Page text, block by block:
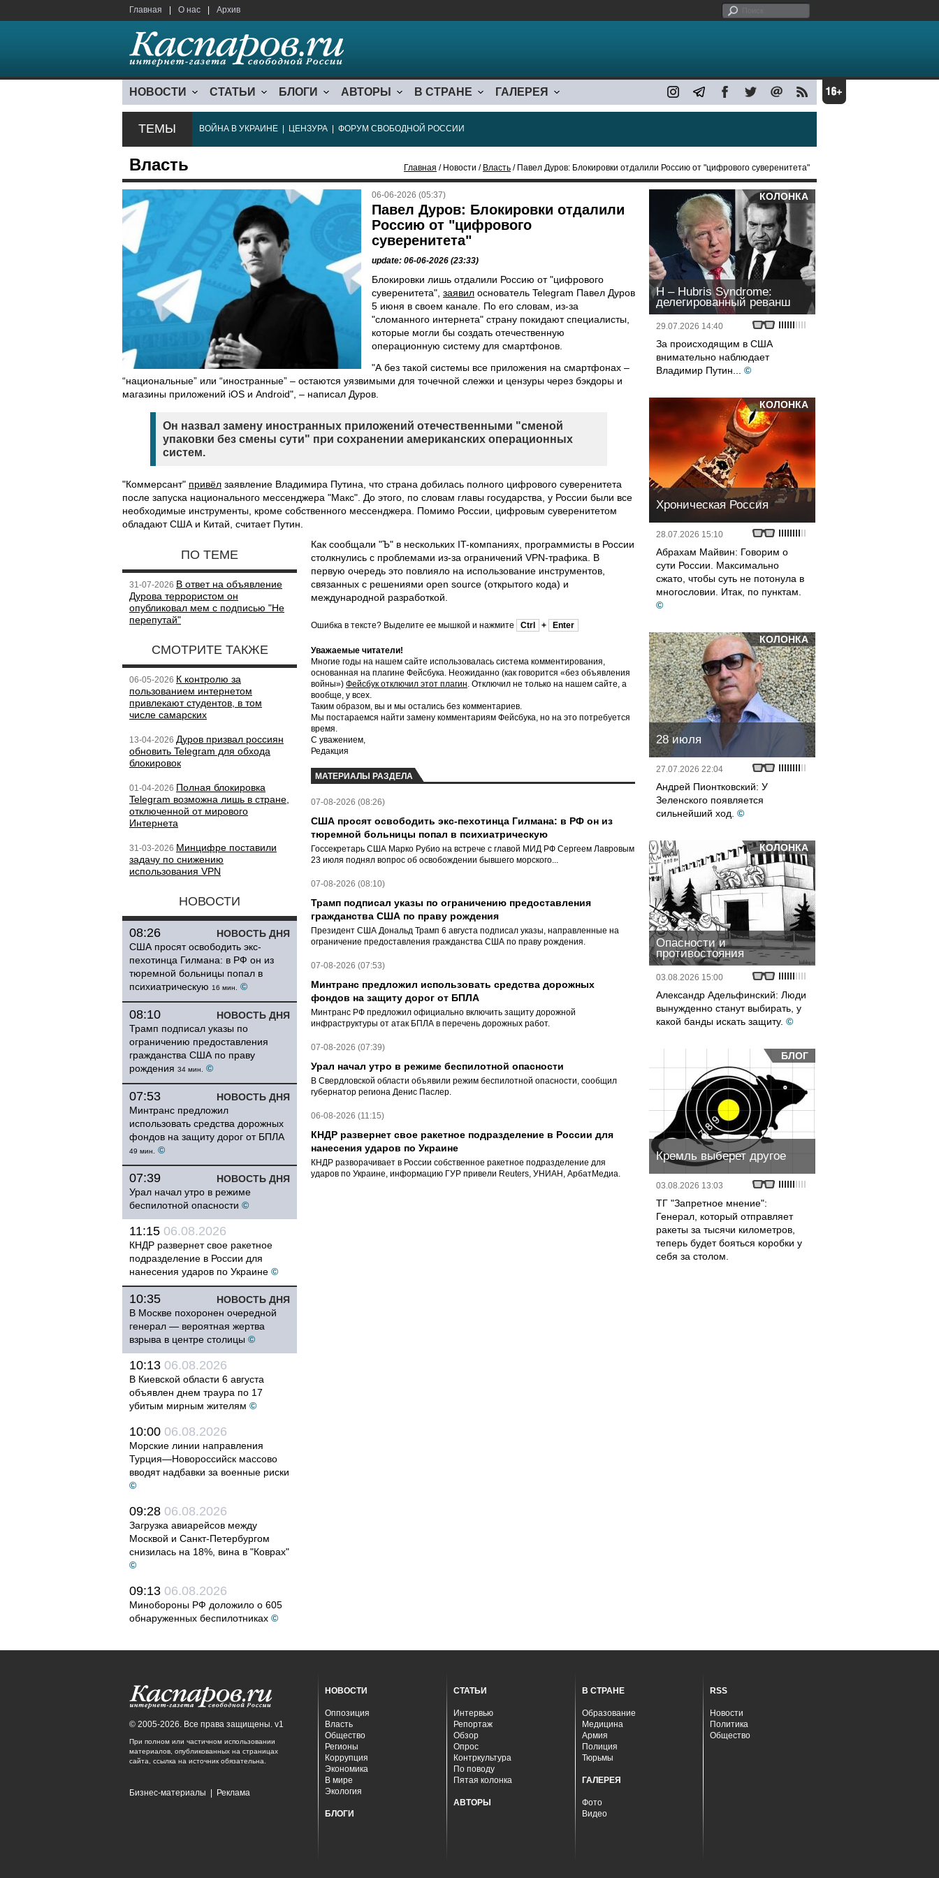
Главная О нас Архив
НОВОСТИ СТАТЬИ БЛОГИ АВТОРЫ В СТРАНЕ ГАЛЕРЕЯ
ТЕМЫ ВОЙНА В УКРАИНЕ ЦЕНЗУРА ФОРУМ СВОБОДНОЙ РОССИИ
Власть Главная / Новости / Власть / Павел Дуров: Блокировки отдалили Россию от "цифрового суверенитета"
06-06-2026 (05:37)
Павел Дуров: Блокировки отдалили
Россию от "цифрового
суверенитета"
update: 06-06-2026 (23:33)
Блокировки лишь отдалили Россию от "цифрового
суверенитета", заявил основатель Telegram Павел Дуров
5 июня в своем канале. По его словам, из-за
"сломанного интернета" страну покидают специалисты,
которые могли бы создать отечественную
операционную систему для смартфонов.
"А без такой системы все приложения на смартфонах –
“национальные” или “иностранные” – остаются уязвимыми для точечной слежки и цензуры через бэкдоры и
магазины приложений iOS и Android", – написал Дуров.
Он назвал замену иностранных приложений отечественными "сменой
упаковки без смены сути" при сохранении американских операционных
систем.
"Коммерсант" привёл заявление Владимира Путина, что страна добилась полного цифрового суверенитета
после запуска национального мессенджера "Макс". До этого, по словам главы государства, у России были все
необходимые инструменты, кроме собственного мессенджера. Помимо России, цифровым суверенитетом
обладают США и Китай, считает Путин.
ПО ТЕМЕ
31-07-2026 В ответ на объявление
Дурова террористом он
опубликовал мем с подписью "Не
перепутай"
СМОТРИТЕ ТАКЖЕ
06-05-2026 К контролю за
пользованием интернетом
привлекают студентов, в том
числе самарских
13-04-2026 Дуров призвал россиян
обновить Telegram для обхода
блокировок
01-04-2026 Полная блокировка
Telegram возможна лишь в стране,
отключенной от мирового
Интернета
31-03-2026 Минцифре поставили
задачу по снижению
использования VPN
НОВОСТИ
НОВОСТЬ ДНЯ
08:26
США просят освободить экс-
пехотинца Гилмана: в РФ он из
тюремной больницы попал в
психиатрическую 16 мин. ©
НОВОСТЬ ДНЯ
08:10
Трамп подписал указы по
ограничению предоставления
гражданства США по праву
рождения 34 мин. ©
НОВОСТЬ ДНЯ
07:53
Минтранс предложил
использовать средства дорожных
фондов на защиту дорог от БПЛА
49 мин. ©
НОВОСТЬ ДНЯ
07:39
Урал начал утро в режиме
беспилотной опасности ©
11:15 06.08.2026
КНДР развернет свое ракетное
подразделение в России для
нанесения ударов по Украине ©
НОВОСТЬ ДНЯ
10:35
В Москве похоронен очередной
генерал — вероятная жертва
взрыва в центре столицы ©
10:13 06.08.2026
В Киевской области 6 августа
объявлен днем траура по 17
убитым мирным жителям ©
10:00 06.08.2026
Морские линии направления
Турция—Новороссийск массово
вводят надбавки за военные риски
©
09:28 06.08.2026
Загрузка авиарейсов между
Москвой и Санкт-Петербургом
снизилась на 18%, вина в "Коврах"
©
09:13 06.08.2026
Минобороны РФ доложило о 605
обнаруженных беспилотниках ©
Как сообщали "Ъ" в нескольких IT-компаниях, программисты в России
столкнулись с проблемами из-за ограничений VPN-трафика. В
первую очередь это повлияло на использование инструментов,
связанных с решениями open source (открытого кода) и
международной разработкой.
Ошибка в тексте? Выделите ее мышкой и нажмите Ctrl + Enter
Уважаемые читатели!
Многие годы на нашем сайте использовалась система комментирования,
основанная на плагине Фейсбука. Неожиданно (как говорится «без объявления
войны») Фейсбук отключил этот плагин. Отключил не только на нашем сайте, а
вообще, у всех.
Таким образом, вы и мы остались без комментариев.
Мы постараемся найти замену комментариям Фейсбука, но на это потребуется
время.
С уважением,
Редакция
МАТЕРИАЛЫ РАЗДЕЛА
07-08-2026 (08:26)
США просят освободить экс-пехотинца Гилмана: в РФ он из
тюремной больницы попал в психиатрическую
Госсекретарь США Марко Рубио на встрече с главой МИД РФ Сергеем Лавровым
23 июля поднял вопрос об освобождении бывшего морского...
07-08-2026 (08:10)
Трамп подписал указы по ограничению предоставления
гражданства США по праву рождения
Президент США Дональд Трамп 6 августа подписал указы, направленные на
ограничение предоставления гражданства США по праву рождения.
07-08-2026 (07:53)
Минтранс предложил использовать средства дорожных
фондов на защиту дорог от БПЛА
Минтранс РФ предложил официально включить защиту дорожной
инфраструктуры от атак БПЛА в перечень дорожных работ.
07-08-2026 (07:39)
Урал начал утро в режиме беспилотной опасности
В Свердловской области объявили режим беспилотной опасности, сообщил
губернатор региона Денис Паслер.
06-08-2026 (11:15)
КНДР развернет свое ракетное подразделение в России для
нанесения ударов по Украине
КНДР разворачивает в России собственное ракетное подразделение для
ударов по Украине, информацию ГУР привели Reuters, УНИАН, АрбатМедиа.
КОЛОНКА
H – Hubris Syndrome:
делегированный реванш
29.07.2026 14:40
За происходящим в США
внимательно наблюдает
Владимир Путин...
©
КОЛОНКА
Хроническая Россия
28.07.2026 15:10
Абрахам Майвин: Говорим о
сути России. Максимально
сжато, чтобы суть не потонула в
многословии. Итак, по пунктам.
©
КОЛОНКА
28 июля
27.07.2026 22:04
Андрей Пионтковский: У
Зеленского появляется
сильнейший ход. ©
КОЛОНКА
Опасности и
противостояния
03.08.2026 15:00
Александр Адельфинский: Люди
вынужденно станут выбирать, у
какой банды искать защиту. ©
БЛОГ
Кремль выберет другое
03.08.2026 13:03
ТГ "Запретное мнение":
Генерал, который отправляет
ракеты за тысячи километров,
теперь будет бояться коробки у
себя за столом.
© 2005-2026. Все права защищены. v1
При полном или частичном использовании
материалов, опубликованных на страницах
сайта, ссылка на источник обязательна.
Бизнес-материалы Реклама
НОВОСТИ
Оппозиция
Власть
Общество
Регионы
Коррупция
Экономика
В мире
Экология
БЛОГИ
СТАТЬИ
Интервью
Репортаж
Обзор
Опрос
Контркультура
По поводу
Пятая колонка
АВТОРЫ
В СТРАНЕ
Образование
Медицина
Армия
Полиция
Тюрьмы
ГАЛЕРЕЯ
Фото
Видео
RSS
Новости
Политика
Общество